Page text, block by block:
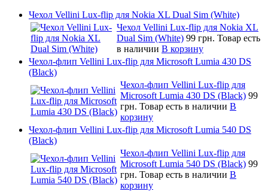
Чехол Vellini Lux-flip для Nokia XL Dual Sim (White)
Чехол Vellini Lux-flip для Nokia XL
Dual Sim (White) 99 грн. Товар есть
в наличии В корзину
Чехол-флип Vellini Lux-flip для Microsoft Lumia 430 DS
(Black)
Чехол-флип Vellini Lux-flip для
Microsoft Lumia 430 DS (Black) 99
грн. Товар есть в наличии В
корзину
Чехол-флип Vellini Lux-flip для Microsoft Lumia 540 DS
(Black)
Чехол-флип Vellini Lux-flip для
Microsoft Lumia 540 DS (Black) 99
грн. Товар есть в наличии В
корзину